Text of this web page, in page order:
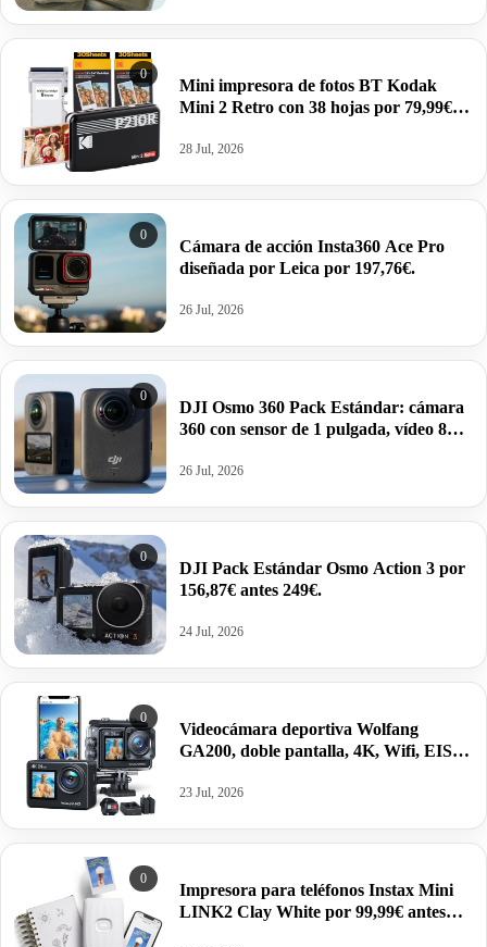
0
Mini impresora de fotos BT Kodak
Mini 2 Retro con 38 hojas por 79,99€
28 Jul, 2026
0
Cámara de acción Insta360 Ace Pro
diseñada por Leica por 197,76€.
26 Jul, 2026
0
DJI Osmo 360 Pack Estándar: cámara
360 con sensor de 1 pulgada, vídeo 8K y
26 Jul, 2026
0
DJI Pack Estándar Osmo Action 3 por
156,87€ antes 249€.
24 Jul, 2026
0
Videocámara deportiva Wolfang
GA200, doble pantalla, 4K, Wifi, EIS,
sumergible 40m, accesorios por 59,99€
23 Jul, 2026
0
Impresora para teléfonos Instax Mini
LINK2 Clay White por 99,99€ antes